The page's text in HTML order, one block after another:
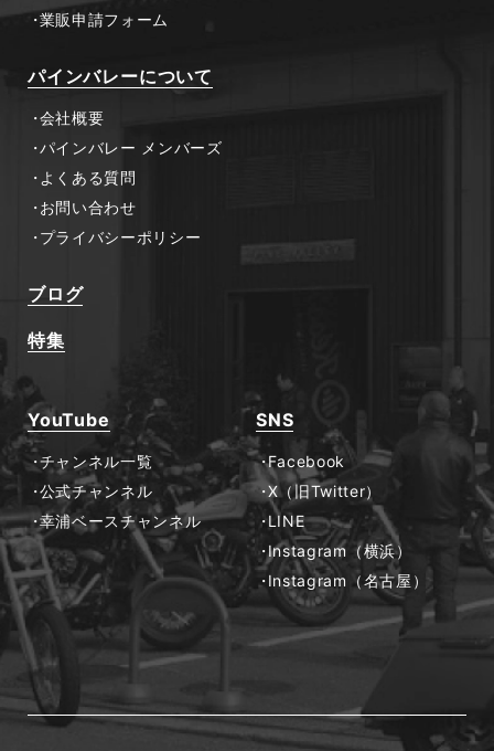
業販申請フォーム
パインバレーについて
会社概要
パインバレー メンバーズ
よくある質問
お問い合わせ
プライバシーポリシー
ブログ
特集
YouTube
チャンネル一覧
公式チャンネル
幸浦ベースチャンネル
SNS
Facebook
X（旧Twitter）
LINE
Instagram（横浜）
Instagram（名古屋）